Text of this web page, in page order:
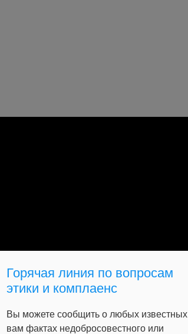
Горячая линия по вопросам
этики и комплаенс
Вы можете сообщить о любых известных
вам фактах недобросовестного или